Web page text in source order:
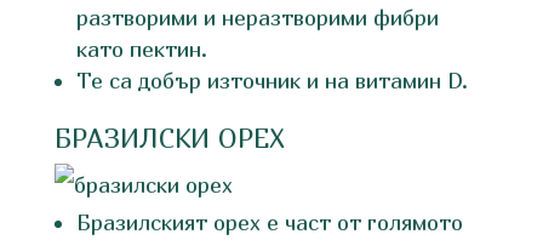
разтворими и неразтворими фибри
като пектин.
Те са добър източник и на витамин D.
БРАЗИЛСКИ ОРЕХ
Бразилският орех е част от голямото